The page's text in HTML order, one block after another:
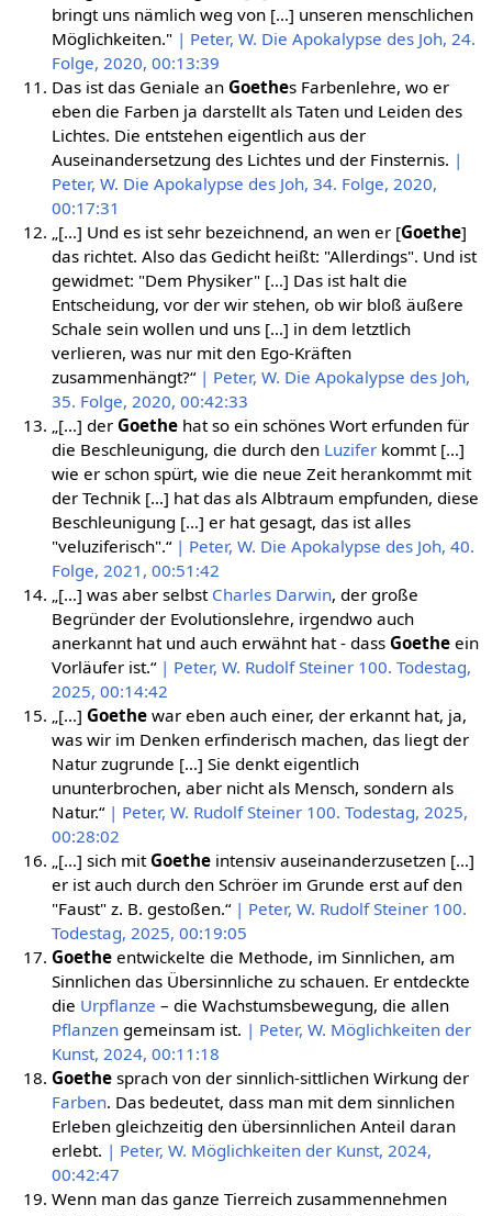
bringt uns nämlich weg von […] unseren menschlichen
Möglichkeiten." | Peter, W. Die Apokalypse des Joh, 24.
Folge, 2020, 00:13:39
Das ist das Geniale an Goethes Farbenlehre, wo er
eben die Farben ja darstellt als Taten und Leiden des
Lichtes. Die entstehen eigentlich aus der
Auseinandersetzung des Lichtes und der Finsternis. |
Peter, W. Die Apokalypse des Joh, 34. Folge, 2020,
00:17:31
„[…] Und es ist sehr bezeichnend, an wen er [Goethe]
das richtet. Also das Gedicht heißt: "Allerdings". Und ist
gewidmet: "Dem Physiker" […] Das ist halt die
Entscheidung, vor der wir stehen, ob wir bloß äußere
Schale sein wollen und uns […] in dem letztlich
verlieren, was nur mit den Ego-Kräften
zusammenhängt?“ | Peter, W. Die Apokalypse des Joh,
35. Folge, 2020, 00:42:33
„[…] der Goethehat so ein schönes Wort erfunden für
die Beschleunigung, die durch den Luziferkommt […]
wie er schon spürt, wie die neue Zeit herankommt mit
der Technik […] hat das als Albtraum empfunden, diese
Beschleunigung […] er hat gesagt, das ist alles
"veluziferisch".“ | Peter, W. Die Apokalypse des Joh, 40.
Folge, 2021, 00:51:42
„[…] was aber selbst Charles Darwin, der große
Begründer der Evolutionslehre, irgendwo auch
anerkannt hat und auch erwähnt hat - dass Goetheein
Vorläufer ist.“ | Peter, W. Rudolf Steiner 100. Todestag,
2025, 00:14:42
„[…] Goethewar eben auch einer, der erkannt hat, ja,
was wir im Denken erfinderisch machen, das liegt der
Natur zugrunde […] Sie denkt eigentlich
ununterbrochen, aber nicht als Mensch, sondern als
Natur.“ | Peter, W. Rudolf Steiner 100. Todestag, 2025,
00:28:02
„[…] sich mitGoetheintensiv auseinanderzusetzen […]
er ist auch durch den Schröer im Grunde erst auf den
"Faust" z. B. gestoßen.“ | Peter, W. Rudolf Steiner 100.
Todestag, 2025, 00:19:05
Goetheentwickelte die Methode, im Sinnlichen, am
Sinnlichen das Übersinnliche zu schauen. Er entdeckte
die Urpflanze – die Wachstumsbewegung, die allen
Pflanzengemeinsam ist. | Peter, W. Möglichkeiten der
Kunst, 2024, 00:11:18
Goethesprach von der sinnlich-sittlichen Wirkung der
Farben. Das bedeutet, dass man mit dem sinnlichen
Erleben gleichzeitig den übersinnlichen Anteil daran
erlebt. | Peter, W. Möglichkeiten der Kunst, 2024,
00:42:47
Wenn man das ganze Tierreich zusammennehmen